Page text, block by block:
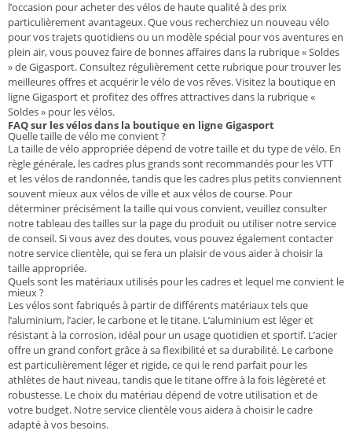
l’occasion pour acheter des vélos de haute qualité à des prix
particulièrement avantageux. Que vous recherchiez un nouveau vélo
pour vos trajets quotidiens ou un modèle spécial pour vos aventures en
plein air, vous pouvez faire de bonnes affaires dans la rubrique « Soldes
» de Gigasport. Consultez régulièrement cette rubrique pour trouver les
meilleures offres et acquérir le vélo de vos rêves. Visitez la boutique en
ligne Gigasport et profitez des offres attractives dans la rubrique «
Soldes » pour les vélos.
FAQ sur les vélos dans la boutique en ligne Gigasport
Quelle taille de vélo me convient ?
La taille de vélo appropriée dépend de votre taille et du type de vélo. En
règle générale, les cadres plus grands sont recommandés pour les VTT
et les vélos de randonnée, tandis que les cadres plus petits conviennent
souvent mieux aux vélos de ville et aux vélos de course. Pour
déterminer précisément la taille qui vous convient, veuillez consulter
notre tableau des tailles sur la page du produit ou utiliser notre service
de conseil. Si vous avez des doutes, vous pouvez également contacter
notre service clientèle, qui se fera un plaisir de vous aider à choisir la
taille appropriée.
Quels sont les matériaux utilisés pour les cadres et lequel me convient le
mieux ?
Les vélos sont fabriqués à partir de différents matériaux tels que
l’aluminium, l’acier, le carbone et le titane. L’aluminium est léger et
résistant à la corrosion, idéal pour un usage quotidien et sportif. L’acier
offre un grand confort grâce à sa flexibilité et sa durabilité. Le carbone
est particulièrement léger et rigide, ce qui le rend parfait pour les
athlètes de haut niveau, tandis que le titane offre à la fois légèreté et
robustesse. Le choix du matériau dépend de votre utilisation et de
votre budget. Notre service clientèle vous aidera à choisir le cadre
adapté à vos besoins.